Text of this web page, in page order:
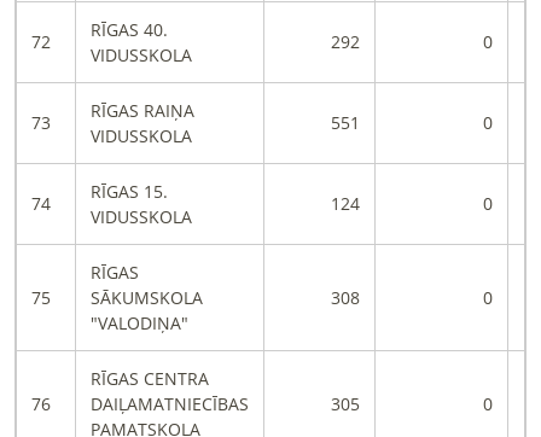
72
RĪGAS 40.
VIDUSSKOLA
292 0
73
RĪGAS RAIŅA
VIDUSSKOLA
551 0
74
RĪGAS 15.
VIDUSSKOLA
124 0
75
RĪGAS
SĀKUMSKOLA
"VALODIŅA"
308 0
76
RĪGAS CENTRA
DAIĻAMATNIECĪBAS
PAMATSKOLA
305 0